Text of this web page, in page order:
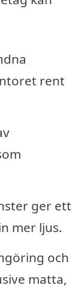
rent
ger ett
mer ljus.
och
matta,